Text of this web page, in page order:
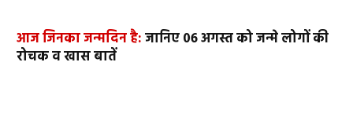
आज जिनका जन्मदिन है:जानिए 06 अगस्त को जन्मे लोगों की
रोचक व खास बातें